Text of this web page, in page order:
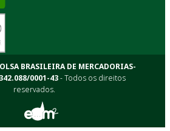
BRASILEIRA DE MERCADORIAS-
0001-43- Todos os direitos
reservados.